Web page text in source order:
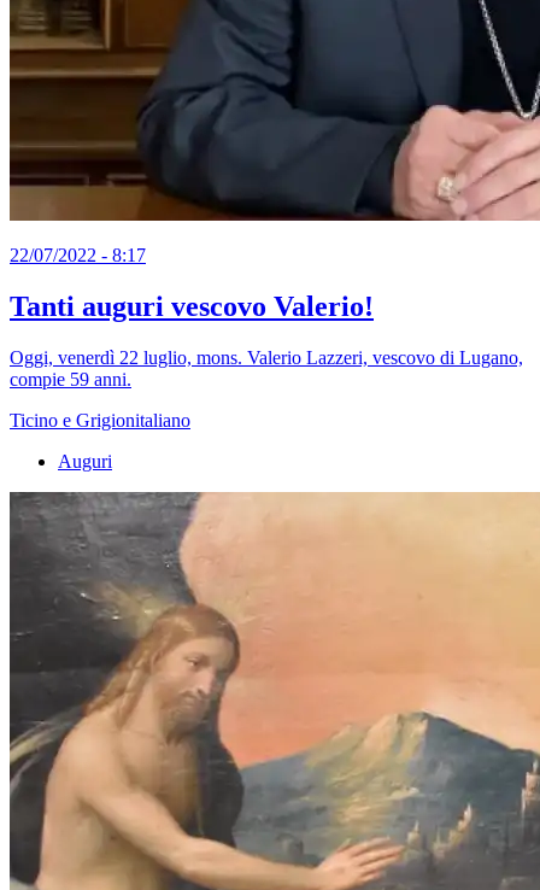
22/07/2022 - 8:17
Tanti auguri vescovo Valerio!
Oggi, venerdì 22 luglio, mons. Valerio Lazzeri, vescovo di Lugano,
compie 59 anni.
Ticino e Grigionitaliano
Auguri